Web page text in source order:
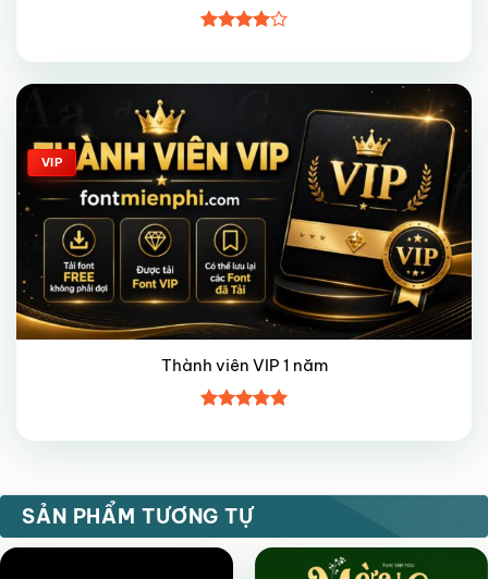
xếp hạng
Giảm giá!
VIP
Thành viên VIP 1 năm
hạng55
SẢN PHẨM TƯƠNG TỰ
FREE